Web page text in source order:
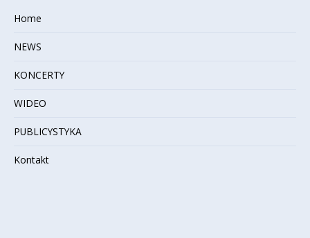
Home
NEWS
KONCERTY
WIDEO
PUBLICYSTYKA
Kontakt